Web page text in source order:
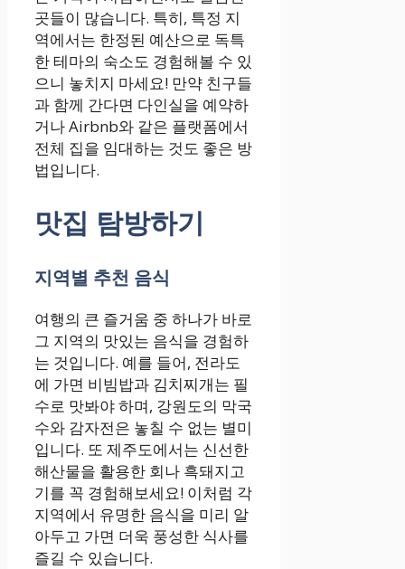
곳들이 많습니다. 특히, 특정 지
역에서는 한정된 예산으로 독특
한 테마의 숙소도 경험해볼 수 있
으니 놓치지 마세요! 만약 친구들
과 함께 간다면 다인실을 예약하
거나 Airbnb와 같은 플랫폼에서
전체 집을 임대하는 것도 좋은 방
법입니다.
맛집 탐방하기
지역별 추천 음식
여행의 큰 즐거움 중 하나가 바로
그 지역의 맛있는 음식을 경험하
는 것입니다. 예를 들어, 전라도
에 가면 비빔밥과 김치찌개는 필
수로 맛봐야 하며, 강원도의 막국
수와 감자전은 놓칠 수 없는 별미
입니다. 또 제주도에서는 신선한
해산물을 활용한 회나 흑돼지고
기를 꼭 경험해보세요! 이처럼 각
지역에서 유명한 음식을 미리 알
아두고 가면 더욱 풍성한 식사를
즐길 수 있습니다.